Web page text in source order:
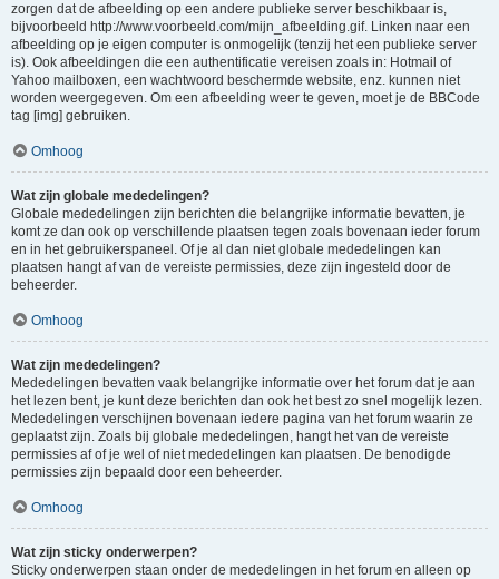
zorgen dat de afbeelding op een andere publieke server beschikbaar is,
bijvoorbeeld http://www.voorbeeld.com/mijn_afbeelding.gif. Linken naar een
afbeelding op je eigen computer is onmogelijk (tenzij het een publieke server
is). Ook afbeeldingen die een authentificatie vereisen zoals in: Hotmail of
Yahoo mailboxen, een wachtwoord beschermde website, enz. kunnen niet
worden weergegeven. Om een afbeelding weer te geven, moet je de BBCode
tag [img] gebruiken.
Omhoog
Wat zijn globale mededelingen?
Globale mededelingen zijn berichten die belangrijke informatie bevatten, je
komt ze dan ook op verschillende plaatsen tegen zoals bovenaan ieder forum
en in het gebruikerspaneel. Of je al dan niet globale mededelingen kan
plaatsen hangt af van de vereiste permissies, deze zijn ingesteld door de
beheerder.
Omhoog
Wat zijn mededelingen?
Mededelingen bevatten vaak belangrijke informatie over het forum dat je aan
het lezen bent, je kunt deze berichten dan ook het best zo snel mogelijk lezen.
Mededelingen verschijnen bovenaan iedere pagina van het forum waarin ze
geplaatst zijn. Zoals bij globale mededelingen, hangt het van de vereiste
permissies af of je wel of niet mededelingen kan plaatsen. De benodigde
permissies zijn bepaald door een beheerder.
Omhoog
Wat zijn sticky onderwerpen?
Sticky onderwerpen staan onder de mededelingen in het forum en alleen op